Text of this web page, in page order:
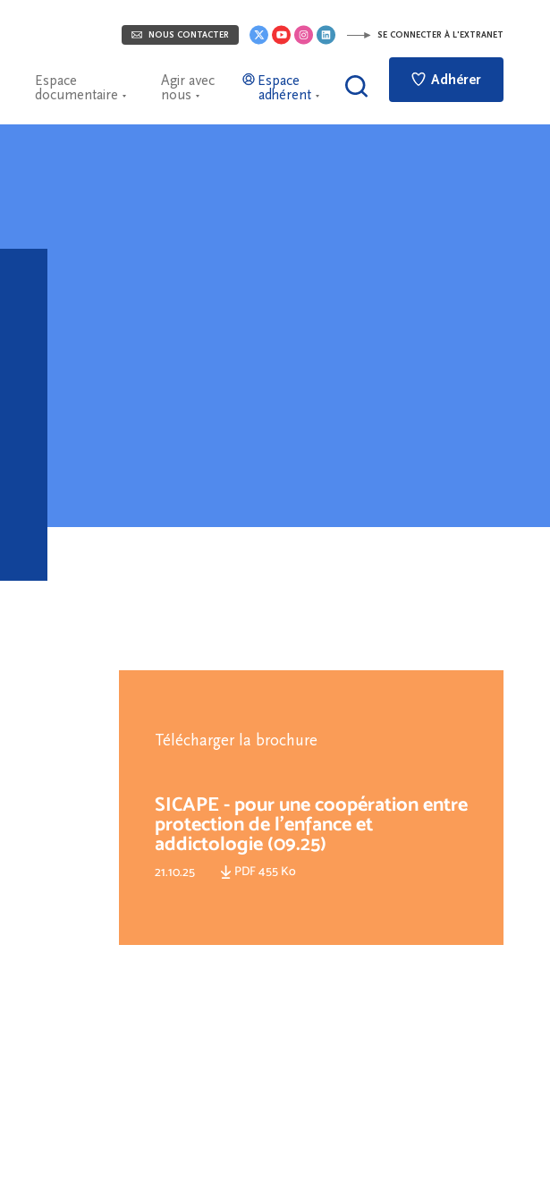
NOUS CONTACTER SE CONNECTER À L'EXTRANET
Espace
documentaire
Agir avec
nous
Espace
adhérent
Adhérer
Télécharger la brochure
SICAPE - pour une coopération entre
protection de l'enfance et
addictologie (09.25)
21.10.25 PDF 455 Ko